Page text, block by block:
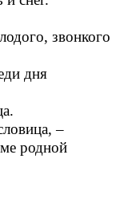
звонкого
дня
–
родной